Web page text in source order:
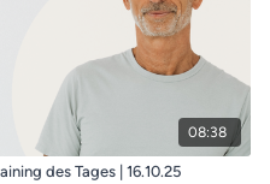
08:38
des Tages | 16.10.25